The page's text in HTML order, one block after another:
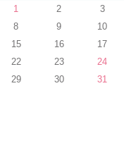
1
2
3
8 9
10
15 16
17
22 23
24
29 30 31